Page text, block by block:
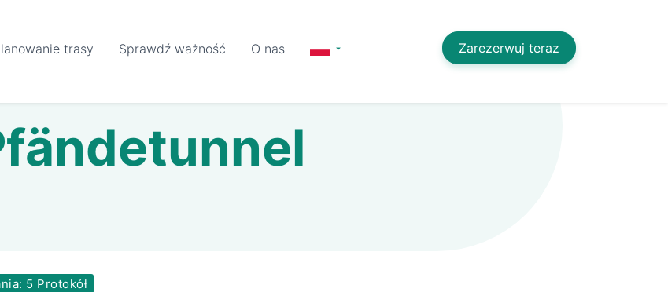
Zarezerwuj teraz
trasy Sprawdź ważność O nas
5 Protokół